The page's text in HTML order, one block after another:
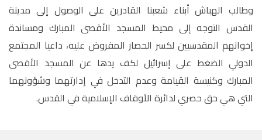
وطالب الهباش أبناء شعبنا القادرين على الوصول إلى مدينة
القدس التوجه إلى محيط المسجد الأقصى المبارك ومساندة
إخوانهم المقدسيين لكسر الحصار المفروض عليه، داعيا المجتمع
الدولي الضغط على إسرائيل لكف يدها عن المسجد الأقصى
المبارك وكنيسة القيامة وعدم التدخل في إدارتهما وشؤونهما
التي هي حق حصري لدائرة الأوقاف الإسلامية في القدس.